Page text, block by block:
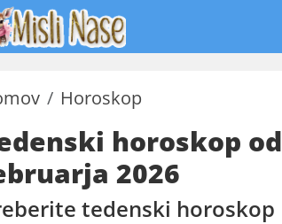
Horoskop
horoskop
2026
tedenski horoskop